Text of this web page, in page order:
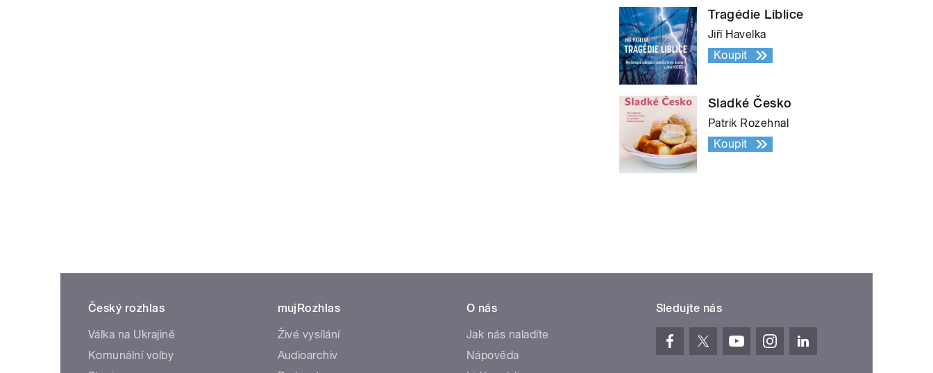
Tragédie Liblice
Jiří Havelka
Koupit
Sladké Česko
Patrik Rozehnal
Koupit
Český rozhlas
Válka na Ukrajině
Komunální volby
mujRozhlas
Živé vysílání
Audioarchiv
O nás
Jak nás naladíte
Nápověda
Sledujte nás